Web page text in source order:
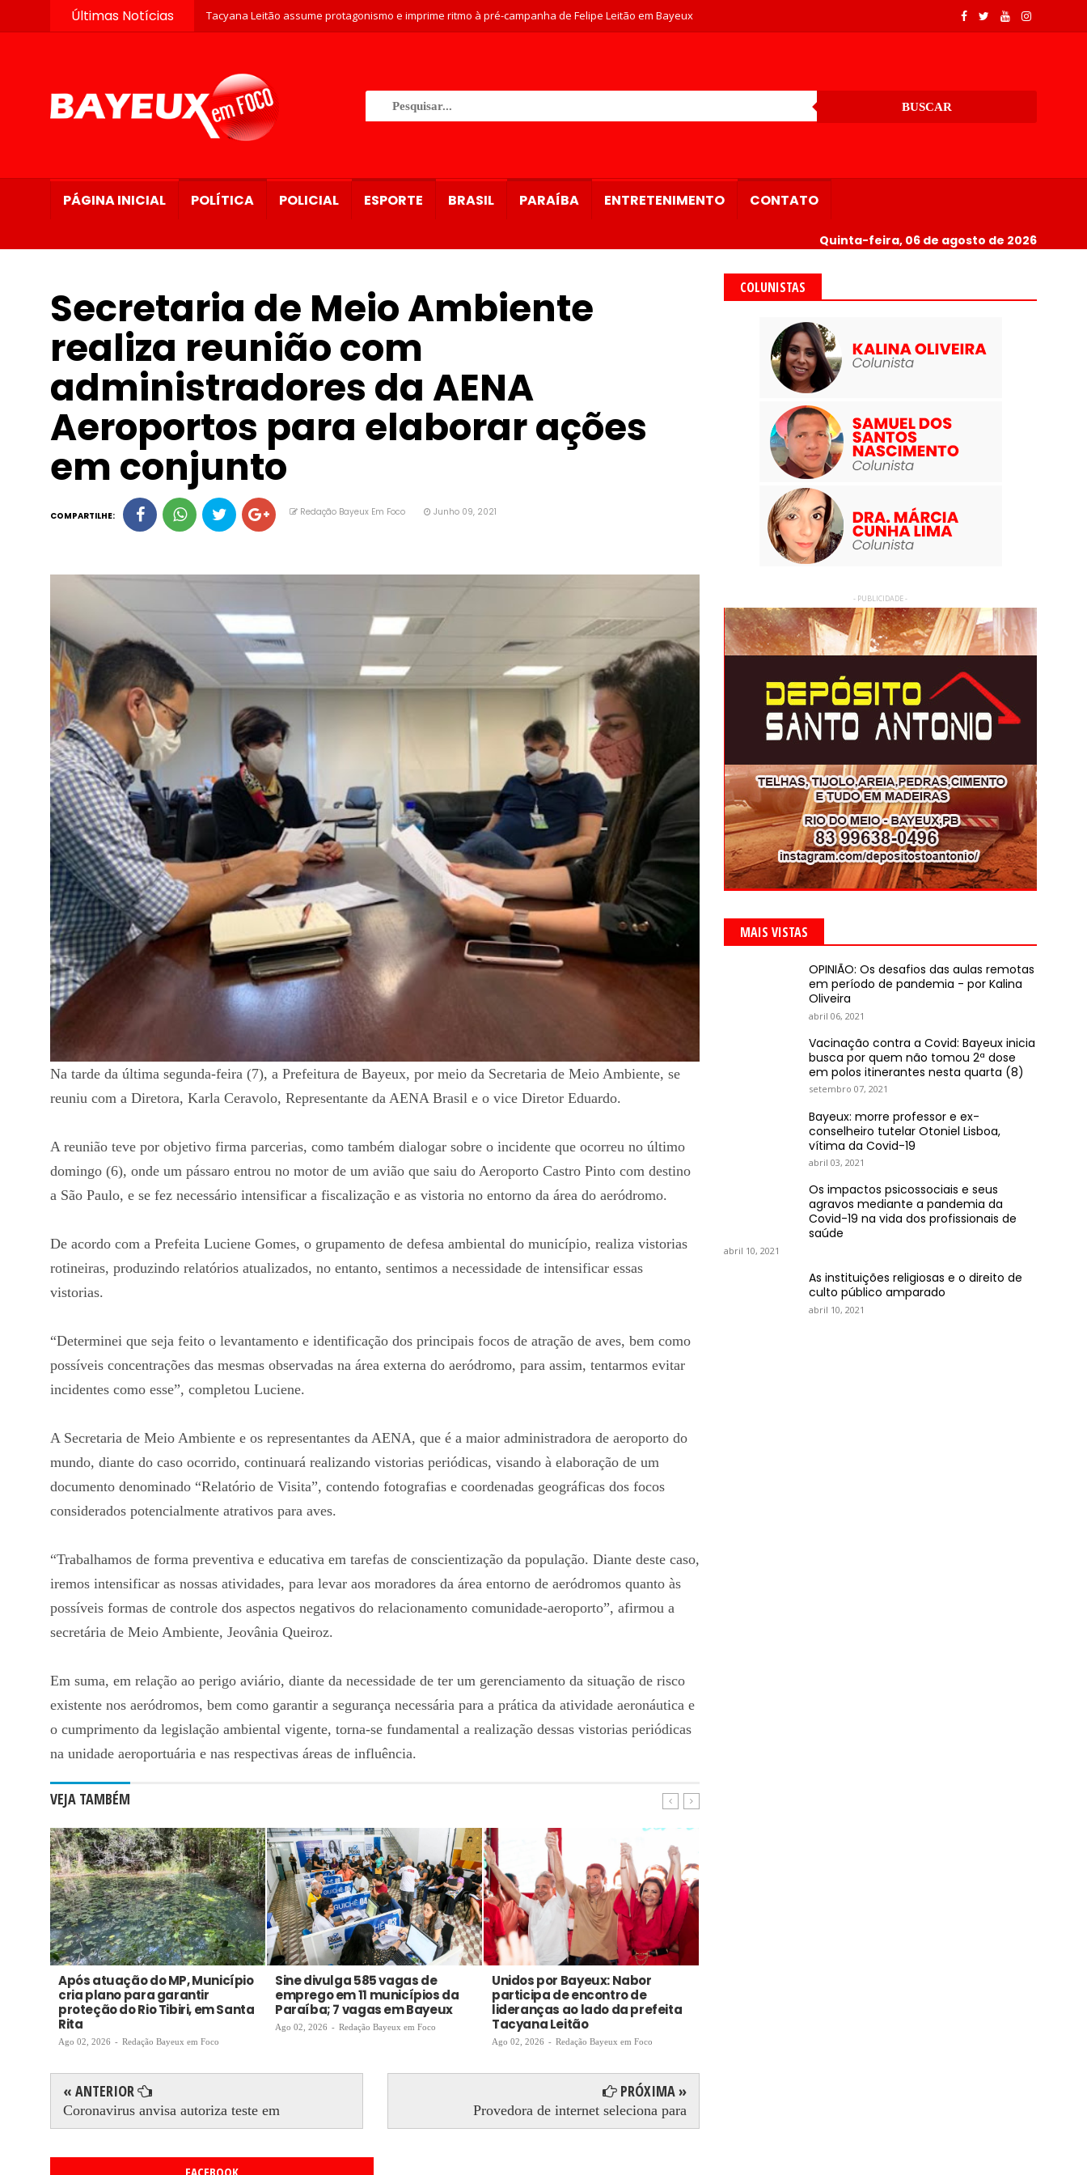
Últimas Notícias Após atuação do MP, Município cria plano para garantir proteção do Rio Tibiri, em Santa Rita
BUSCAR
PÁGINA INICIAL POLÍTICA POLICIAL ESPORTE BRASIL PARAÍBA ENTRETENIMENTO CONTATO
Quinta-feira, 06 de agosto de 2026
Secretaria de Meio Ambiente
realiza reunião com
administradores da AENA
Aeroportos para elaborar ações
em conjunto
COMPARTILHE: Redação Bayeux Em Foco Junho 09, 2021
Na tarde da última segunda-feira (7), a Prefeitura de Bayeux, por meio da Secretaria de Meio Ambiente, se
reuniu com a Diretora, Karla Ceravolo, Representante da AENA Brasil e o vice Diretor Eduardo.
A reunião teve por objetivo firma parcerias, como também dialogar sobre o incidente que ocorreu no último
domingo (6), onde um pássaro entrou no motor de um avião que saiu do Aeroporto Castro Pinto com destino
a São Paulo, e se fez necessário intensificar a fiscalização e as vistoria no entorno da área do aeródromo.
De acordo com a Prefeita Luciene Gomes, o grupamento de defesa ambiental do município, realiza vistorias
rotineiras, produzindo relatórios atualizados, no entanto, sentimos a necessidade de intensificar essas
vistorias.
“Determinei que seja feito o levantamento e identificação dos principais focos de atração de aves, bem como
possíveis concentrações das mesmas observadas na área externa do aeródromo, para assim, tentarmos evitar
incidentes como esse”, completou Luciene.
A Secretaria de Meio Ambiente e os representantes da AENA, que é a maior administradora de aeroporto do
mundo, diante do caso ocorrido, continuará realizando vistorias periódicas, visando à elaboração de um
documento denominado “Relatório de Visita”, contendo fotografias e coordenadas geográficas dos focos
considerados potencialmente atrativos para aves.
“Trabalhamos de forma preventiva e educativa em tarefas de conscientização da população. Diante deste caso,
iremos intensificar as nossas atividades, para levar aos moradores da área entorno de aeródromos quanto às
possíveis formas de controle dos aspectos negativos do relacionamento comunidade-aeroporto”, afirmou a
secretária de Meio Ambiente, Jeovânia Queiroz.
Em suma, em relação ao perigo aviário, diante da necessidade de ter um gerenciamento da situação de risco
existente nos aeródromos, bem como garantir a segurança necessária para a prática da atividade aeronáutica e
o cumprimento da legislação ambiental vigente, torna-se fundamental a realização dessas vistorias periódicas
na unidade aeroportuária e nas respectivas áreas de influência.
VEJA TAMBÉM
Após atuação do MP, Município
cria plano para garantir
proteção do Rio Tibiri, em Santa
Rita
Ago 02, 2026 - Redação Bayeux em Foco
Sine divulga 585 vagas de
emprego em 11 municípios da
Paraíba; 7 vagas em Bayeux
Ago 02, 2026 - Redação Bayeux em Foco
Unidos por Bayeux: Nabor
participa de encontro de
lideranças ao lado da prefeita
Tacyana Leitão
Ago 02, 2026 - Redação Bayeux em Foco
« ANTERIOR
Coronavirus anvisa autoriza teste em
PRÓXIMA »
Provedora de internet seleciona para
COLUNISTAS
- PUBLICIDADE -
MAIS VISTAS
OPINIÃO: Os desafios das aulas remotas
em período de pandemia - por Kalina
Oliveira
abril 06, 2021
Vacinação contra a Covid: Bayeux inicia
busca por quem não tomou 2ª dose
em polos itinerantes nesta quarta (8)
setembro 07, 2021
Bayeux: morre professor e ex-
conselheiro tutelar Otoniel Lisboa,
vítima da Covid-19
abril 03, 2021
Os impactos psicossociais e seus
agravos mediante a pandemia da
Covid-19 na vida dos profissionais de
saúde
abril 10, 2021
As instituições religiosas e o direito de
culto público amparado
abril 10, 2021